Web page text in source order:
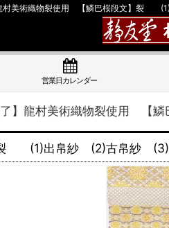
龍村美術織物裂使用 【鱗巴桜段文
営業日カレンダー
了】龍村美術織物裂使
文】裂 (1)出帛紗 (2)古帛